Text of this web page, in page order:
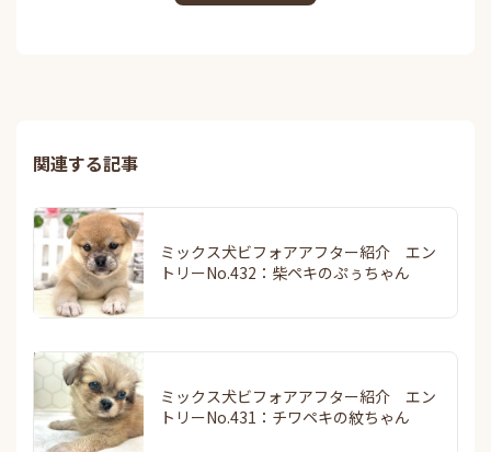
関連する記事
ミックス犬ビフォアアフター紹介 エン
トリーNo.432：柴ペキのぷぅちゃん
ミックス犬ビフォアアフター紹介 エン
トリーNo.431：チワペキの紋ちゃん